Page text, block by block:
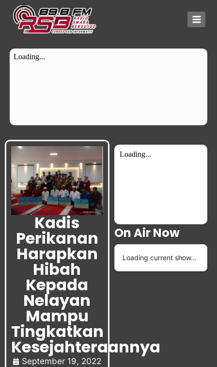
Kadis
Perikanan
Harapkan
Hibah
Kepada
Nelayan
Mampu
Tingkatkan
Kesejahteraannya
September 19, 2022
On Air Now
Loading current show...